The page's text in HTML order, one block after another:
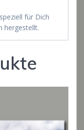
für Dich
hergestellt.